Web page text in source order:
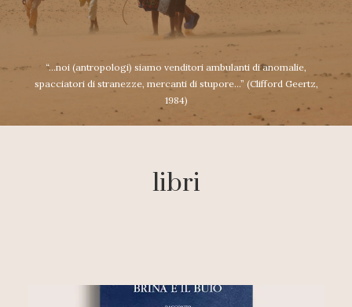
“...noi (antropologi) siamo venditori ambulanti di anomalie,
spacciatori di stranezze, mercanti di stupore...” (Clifford Geertz,
1984)
libri